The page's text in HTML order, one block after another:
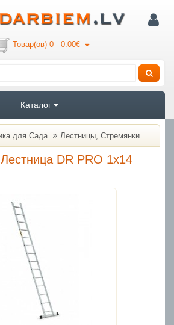
Товар(ов) 0 - 0.00€
Каталог
для Cада Лестницы, Стремянки
DR PRO 1x14